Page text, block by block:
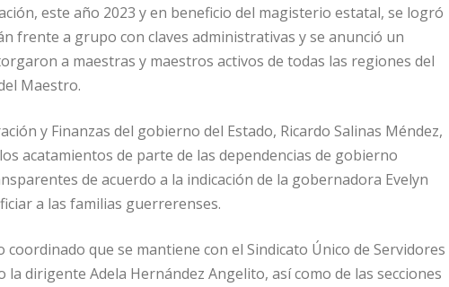
este año 2023 y en beneficio del magisterio estatal, se logró
frente a grupo con claves administrativas y se anunció un
a maestras y maestros activos de todas las regiones del
Maestro.
y Finanzas del gobierno del Estado, Ricardo Salinas Méndez,
acatamientos de parte de las dependencias de gobierno
de acuerdo a la indicación de la gobernadora Evelyn
a las familias guerrerenses.
que se mantiene con el Sindicato Único de Servidores
la dirigente Adela Hernández Angelito, así como de las secciones